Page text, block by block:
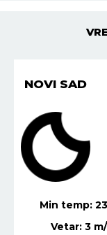
NIŠ
Min temp:22
Vetar:1